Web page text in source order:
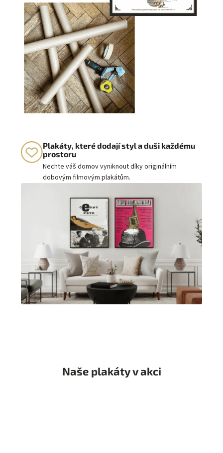
Plakáty, které dodají styl a duši každému
prostoru
Nechte váš domov vyniknout díky originálním
dobovým filmovým plakátům.
Naše plakáty v akci